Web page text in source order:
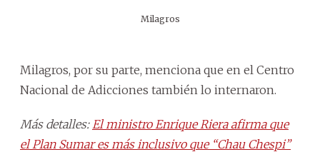
Milagros
Milagros, por su parte, menciona que en el Centro
Nacional de Adicciones también lo internaron.
Más detalles: El ministro Enrique Riera afirma que
el Plan Sumar es más inclusivo que “Chau Chespi”